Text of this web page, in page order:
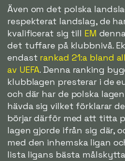
Även om det polska
respekterat landslag, de
kvalificerat sig till EM
det tuffare på klubbnivå.
endast rankad 21:a bland
av UEFA. Denna ranking
klubblagen presterar i de
och där har de polska
hävda sig vilket förklarar
börjar därför med att titta
lagen gjorde ifrån sig där,
med den inhemska ligan
lista ligans bästa